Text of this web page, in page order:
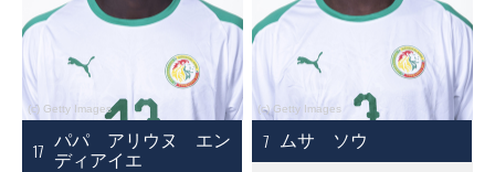
17 パパ アリウヌ エン
ディアイエ
7 ムサ ソウ